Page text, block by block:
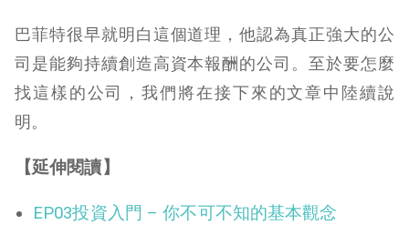
巴菲特很早就明白這個道理，他認為真正強大的公
司是能夠持續創造高資本報酬的公司。至於要怎麼
找這樣的公司，我們將在接下來的文章中陸續說
明。
【延伸閱讀】
EP03投資入門 – 你不可不知的基本觀念